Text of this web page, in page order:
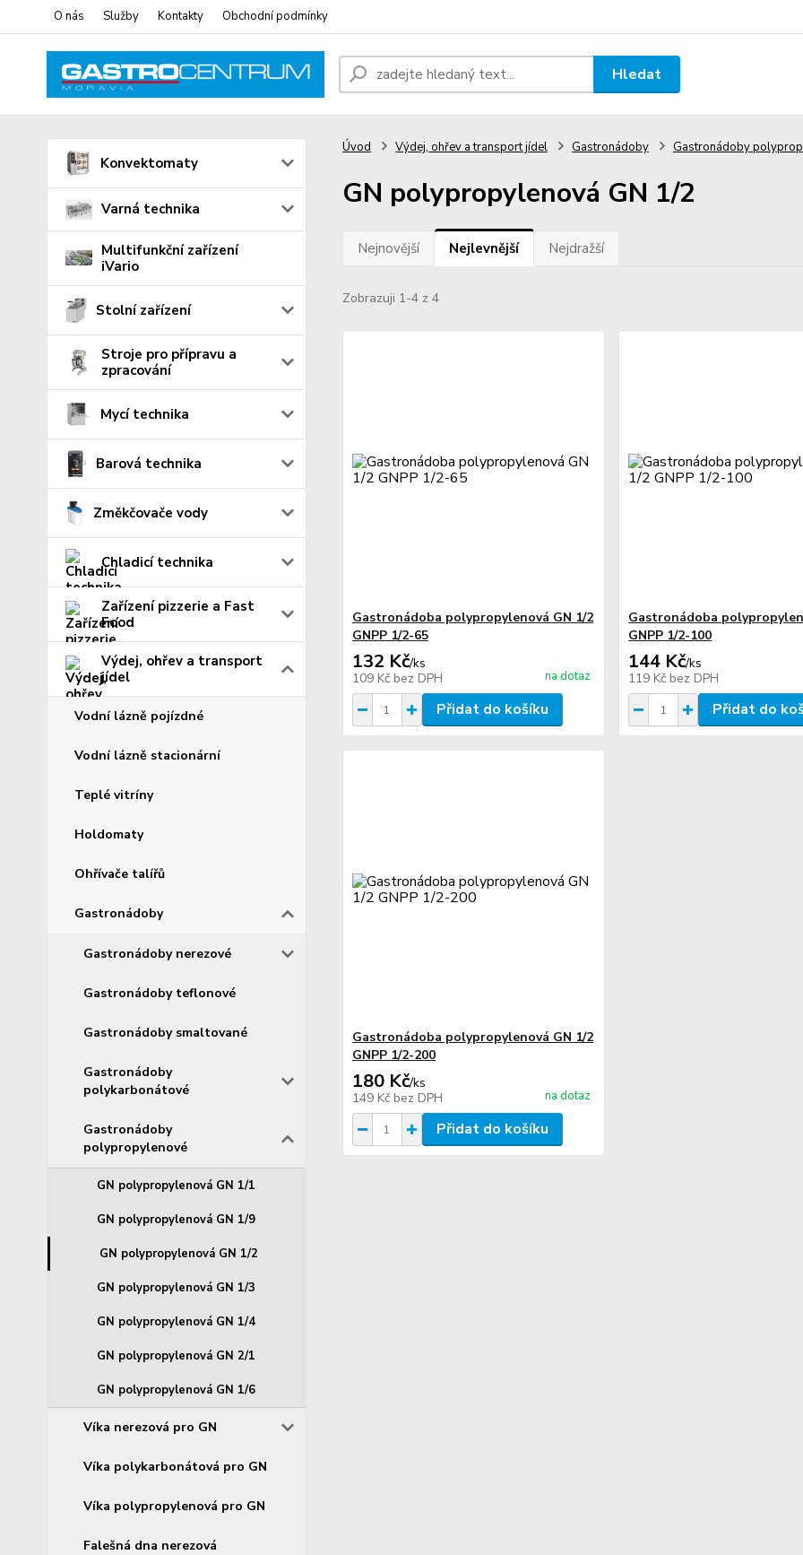
O nás Služby Kontakty Obchodní podmínky
Hledat
Konvektomaty
Varná technika
Multifunkční zařízení
iVario
Stolní zařízení
Stroje pro přípravu a
zpracování
Mycí technika
Barová technika
Změkčovače vody
Chladicí technika
Zařízení pizzerie a Fast
Food
Výdej, ohřev a transport
jídel
Vodní lázně pojízdné
Vodní lázně stacionární
Teplé vitríny
Holdomaty
Ohřívače talířů
Gastronádoby
Gastronádoby nerezové
Gastronádoby teflonové
Gastronádoby smaltované
Gastronádoby
polykarbonátové
Gastronádoby
polypropylenové
GN polypropylenová GN 1/1
GN polypropylenová GN 1/9
GN polypropylenová GN 1/2
GN polypropylenová GN 1/3
GN polypropylenová GN 1/4
GN polypropylenová GN 2/1
GN polypropylenová GN 1/6
Víka nerezová pro GN
Víka polykarbonátová pro GN
Víka polypropylenová pro GN
Falešná dna nerezová
Úvod Výdej, ohřev a transport jídel Gastronádoby Gastronádoby
GN polypropylenová GN 1/2
Nejnovější Nejlevnější Nejdražší
Zobrazuji 1-4 z 4
Gastronádoba polypropylenová GN 1/2
GNPP 1/2-65
132 Kč/ks
109 Kč bez DPH na dotaz
Přidat do košíku
Gastronádoba
GNPP 1/2-100
144 Kč/ks
119 Kč bez DPH
Přidat do
Gastronádoba polypropylenová GN 1/2
GNPP 1/2-200
180 Kč/ks
149 Kč bez DPH na dotaz
Přidat do košíku